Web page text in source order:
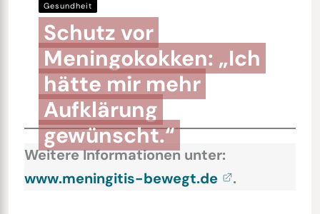
Gesundheit
Schutz vor
Meningokokken: „Ich
hätte mir mehr
Aufklärung
gewünscht.“
Weitere Informationen unter:
www.meningitis-bewegt.de
.